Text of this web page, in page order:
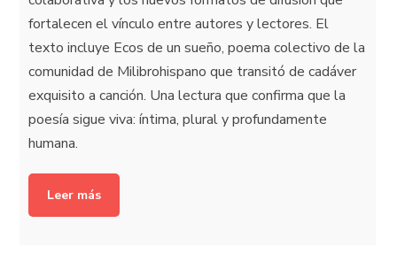
fortalecen el vínculo entre autores y lectores. El
texto incluye Ecos de un sueño, poema colectivo de la
comunidad de Milibrohispano que transitó de cadáver
exquisito a canción. Una lectura que confirma que la
poesía sigue viva: íntima, plural y profundamente
humana.
Leer más